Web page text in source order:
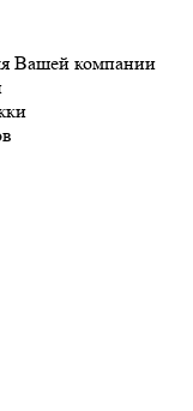
Вашей компании